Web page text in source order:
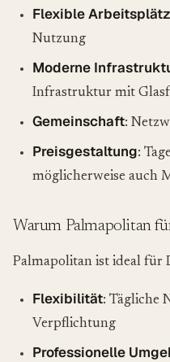
Flexible
Nutzung
Moderne
Infrastruktur mit
Gemeinschaft:
Preisgestaltung:
möglicherweise auch
Warum Palmapolitan
Palmapolitan ist ideal für
Flexibilität: Tägliche
Verpflichtung
Professionelle